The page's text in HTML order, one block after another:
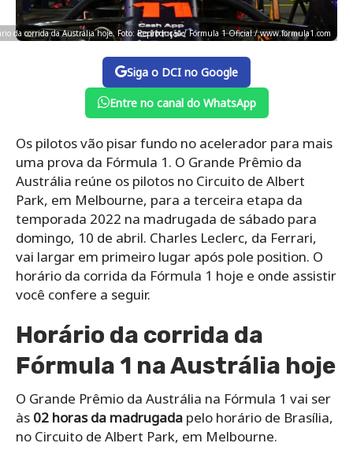
da corrida da Austrália hoje. Foto: Reprodução / Fórmula 1 Oficial / www.formula1.com
Siga o DCI no Google
Entre no canal do WhatsApp
Os pilotos vão pisar fundo no acelerador para mais
uma prova da Fórmula 1. O Grande Prêmio da
Austrália reúne os pilotos no Circuito de Albert
Park, em Melbourne, para a terceira etapa da
temporada 2022 na madrugada de sábado para
domingo, 10 de abril. Charles Leclerc, da Ferrari,
vai largar em primeiro lugar após pole position. O
horário da corrida da Fórmula 1 hoje e onde assistir
você confere a seguir.
Horário da corrida da
Fórmula 1 na Austrália hoje
O Grande Prêmio da Austrália na Fórmula 1 vai ser
às 02 horas da madrugada pelo horário de Brasília,
no Circuito de Albert Park, em Melbourne.